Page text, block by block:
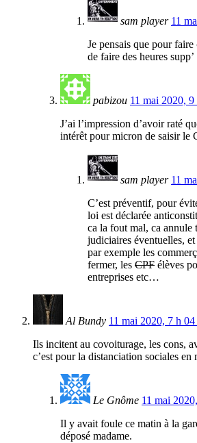
sam player 11
Je pensais que pour
de faire des heures supp’
pabizou 11 mai 2020,
J’ai l’impression d’avoir raté
intérêt pour micron de saisir le
sam player 11
C’est préventif, pour
loi est déclarée
ca la fout mal, ca annule
judiciaires éventuelles,
par exemple les
fermer, les CPF élèves
entreprises etc…
Al Bundy 11 mai 2020, 7 h
Ils incitent au covoiturage, les cons,
c’est pour la distanciation sociales en
Le Gnôme 11 mai
Il y avait foule ce matin à la
déposé madame.